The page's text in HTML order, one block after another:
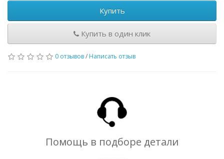
Купить
Купить в один клик
0 отзывов/ Написать отзыв
Помощь в подборе детали